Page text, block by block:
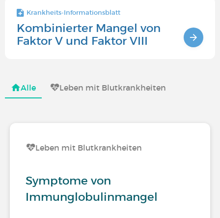
Krankheits-Informationsblatt
Kombinierter Mangel von
Faktor V und Faktor VIII
Alle Leben mit Blutkrankheiten
Leben mit Blutkrankheiten
Symptome von
Immunglobulinmangel